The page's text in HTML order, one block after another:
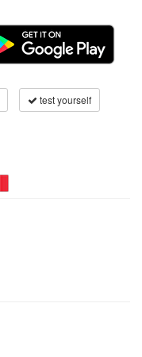
test yourself